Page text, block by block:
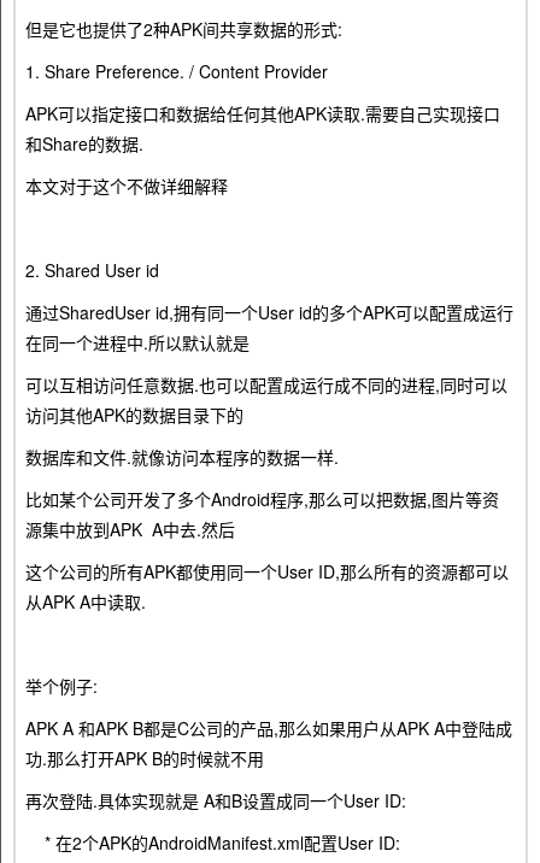
但是它也提供了2种APK间共享数据的形式:
1. Share Preference. / Content Provider
APK可以指定接口和数据给任何其他APK读取.需要自己实现接口
和Share的数据.
本文对于这个不做详细解释
2. Shared User id
通过SharedUser id,拥有同一个User id的多个APK可以配置成运行
在同一个进程中.所以默认就是
可以互相访问任意数据.也可以配置成运行成不同的进程,同时可以
访问其他APK的数据目录下的
数据库和文件.就像访问本程序的数据一样.
比如某个公司开发了多个Android程序,那么可以把数据,图片等资
源集中放到APK A中去.然后
这个公司的所有APK都使用同一个User ID,那么所有的资源都可以
从APK A中读取.
举个例子:
APK A 和APK B都是C公司的产品,那么如果用户从APK A中登陆成
功.那么打开APK B的时候就不用
再次登陆.具体实现就是 A和B设置成同一个User ID:
* 在2个APK的AndroidManifest.xml配置User ID: